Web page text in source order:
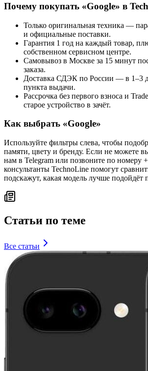
Почему покупать «Google» в
Только оригинальная техника —
и официальные поставки.
Гарантия 1 год на каждый товар,
собственном сервисном центре.
Самовывоз в Москве за 15 минут
заказа.
Доставка СДЭК по России — в 1–3
пункта выдачи.
Рассрочка без первого взноса и
старое устройство в зачёт.
Как выбрать «Google»
Используйте фильтры слева, чтобы
памяти, цвету и бренду. Если не можете
нам в Telegram или позвоните по номеру
консультанты TechnoLine помогут
подскажут, какая модель лучше подойдёт
Статьи по теме
Все статьи